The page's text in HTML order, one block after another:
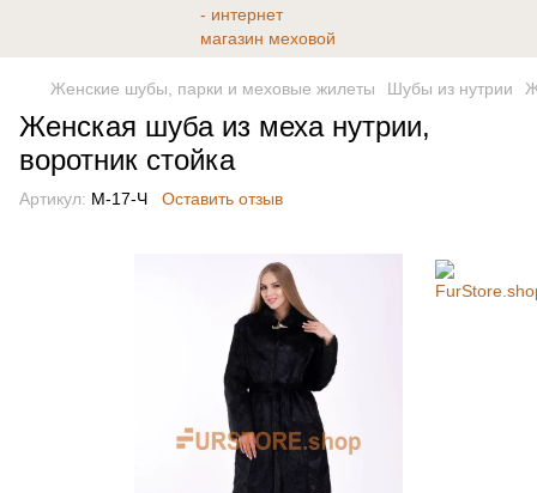
Женские шубы, парки и меховые жилеты Шубы из нутрии
Женская шуба из меха нутрии,
воротник стойка
Артикул: М-17-Ч Оставить отзыв